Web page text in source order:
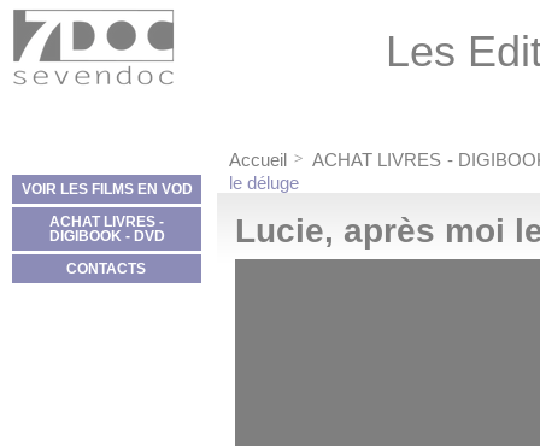
Les
VOIR LES FILMS EN VOD
ACHAT LIVRES -
DIGIBOOK - DVD
CONTACTS
Accueil
ACHAT LIVRES -
le déluge
Lucie, après moi
Panneau de gestion des cookies